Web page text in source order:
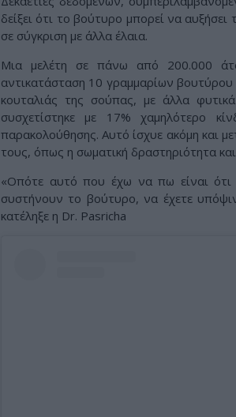
δείξει ότι το βούτυρο μπορεί να
σε σύγκριση με άλλα έλαια.
Μια μελέτη σε πάνω από 200.000
αντικατάσταση 10 γραμμαρίων
κουταλιάς της σούπας, με άλλα
συσχετίστηκε με 17% χαμηλότερο
παρακολούθησης. Αυτό ίσχυε ακόμη και
τους, όπως η σωματική δραστηριότητα
«Οπότε αυτό που έχω να πω είναι ότι
συστήνουν το βούτυρο, να έχετε
κατέληξε η Dr. Pasricha